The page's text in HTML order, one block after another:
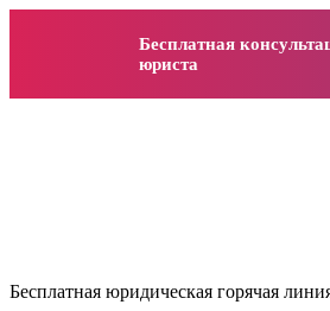
Бесплатная
юриста
Бесплатная юридическая горячая